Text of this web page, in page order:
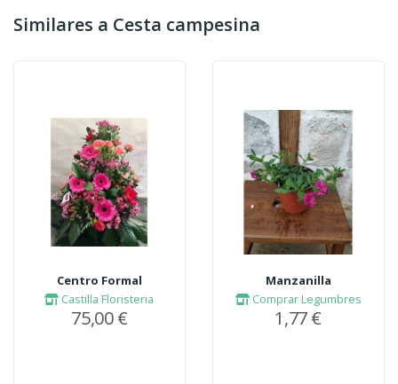
Similares a Cesta campesina
Centro Formal
Castilla Floristeria
75,00 €
Manzanilla
Comprar Legumbres
1,77 €